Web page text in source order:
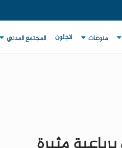
منوعات لاجئون المجتمع المدني